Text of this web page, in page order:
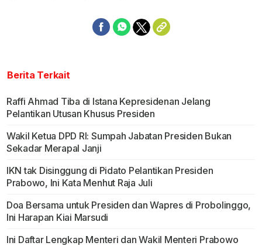
Berita Terkait
Raffi Ahmad Tiba di Istana Kepresidenan Jelang
Pelantikan Utusan Khusus Presiden
Wakil Ketua DPD RI: Sumpah Jabatan Presiden Bukan
Sekadar Merapal Janji
IKN tak Disinggung di Pidato Pelantikan Presiden
Prabowo, Ini Kata Menhut Raja Juli
Doa Bersama untuk Presiden dan Wapres di Probolinggo,
Ini Harapan Kiai Marsudi
Ini Daftar Lengkap Menteri dan Wakil Menteri Prabowo